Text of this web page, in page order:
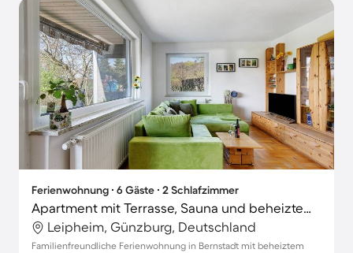
Ferienwohnung ∙ 6 Gäste ∙ 2 Schlafzimmer
Apartment mit Terrasse, Sauna und beheiztem Pool | Gartenblick
Leipheim, Günzburg, Deutschland
Familienfreundliche Ferienwohnung in Bernstadt mit beheiztem